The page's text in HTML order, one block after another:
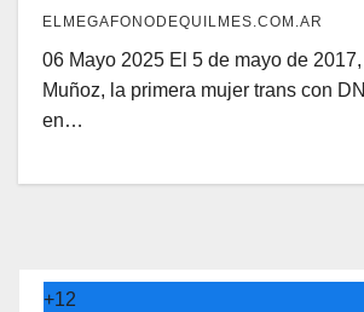
ELMEGAFONODEQUILMES.COM.AR
06 Mayo 2025 El 5 de mayo de
Muñoz, la primera mujer trans con
en…
+12